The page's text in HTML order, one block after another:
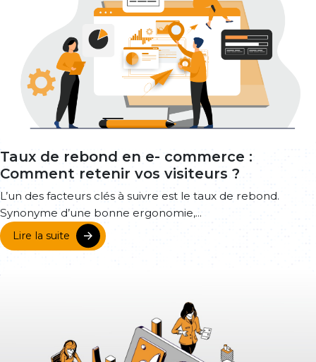
Taux de rebond en e- commerce :
Comment retenir vos visiteurs ?
L’un des facteurs clés à suivre est le taux de rebond.
Synonyme d’une bonne ergonomie,...
Lire la suite